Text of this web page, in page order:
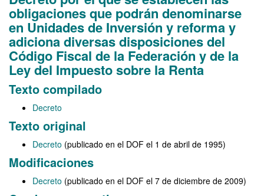
obligaciones que podrán denominarse
en Unidades de Inversión y reforma y
adiciona diversas disposiciones del
Código Fiscal de la Federación y de la
Ley del Impuesto sobre la Renta
Texto compilado
Decreto
Texto original
Decreto (publicado en el DOF el 1 de abril de 1995)
Modificaciones
Decreto (publicado en el DOF el 7 de diciembre de 2009)